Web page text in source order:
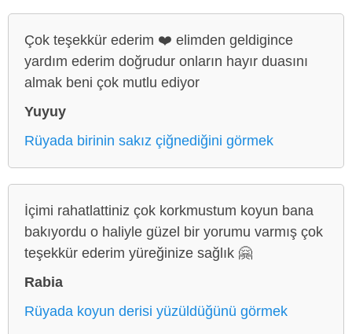
Çok teşekkür ederim ❤️ elimden geldigince
yardım ederim doğrudur onların hayır duasını
almak beni çok mutlu ediyor
Yuyuy
Rüyada birinin sakız çiğnediğini görmek
İçimi rahatlattiniz çok korkmustum koyun bana
bakıyordu o haliyle güzel bir yorumu varmış çok
teşekkür ederim yüreğinize sağlık 🤗
Rabia
Rüyada koyun derisi yüzüldüğünü görmek